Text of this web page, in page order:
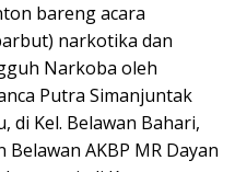
bareng acara
narkotika dan
Narkoba oleh
Putra Simanjuntak
di Kel. Belawan Bahari,
AKBP MR Dayan